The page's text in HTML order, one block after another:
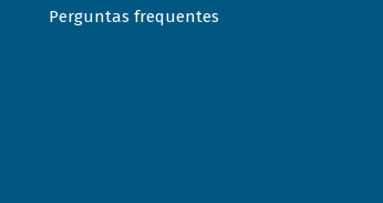
Perguntas frequentes